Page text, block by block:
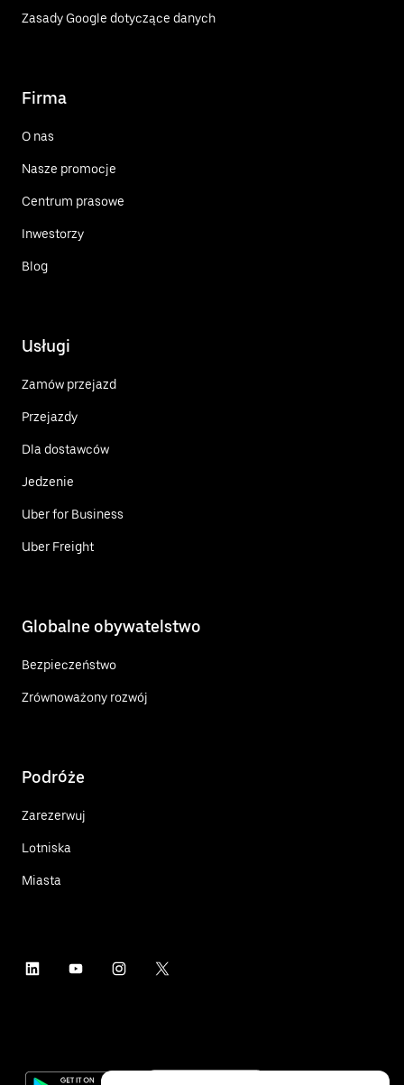
Zasady Google dotyczące danych
Firma
O nas
Nasze promocje
Centrum prasowe
Inwestorzy
Blog
Usługi
Zamów przejazd
Przejazdy
Dla dostawców
Jedzenie
Uber for Business
Uber Freight
Globalne obywatelstwo
Bezpieczeństwo
Zrównoważony rozwój
Podróże
Zarezerwuj
Lotniska
Miasta